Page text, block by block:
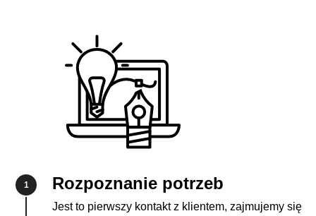
1 Rozpoznanie potrzeb
Jest to pierwszy kontakt z klientem, zajmujemy się